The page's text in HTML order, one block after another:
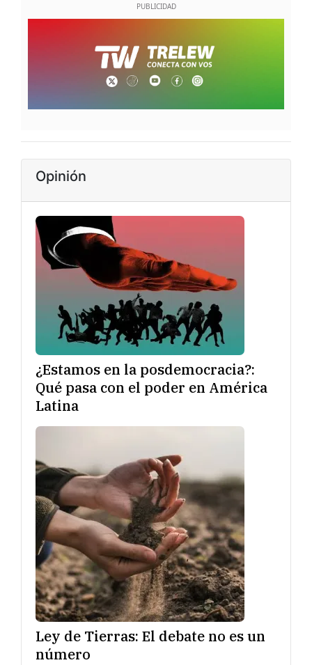
Opinión
¿Estamos en la posdemocracia?:
Qué pasa con el poder en América
Latina
Ley de Tierras: El debate no es un
número